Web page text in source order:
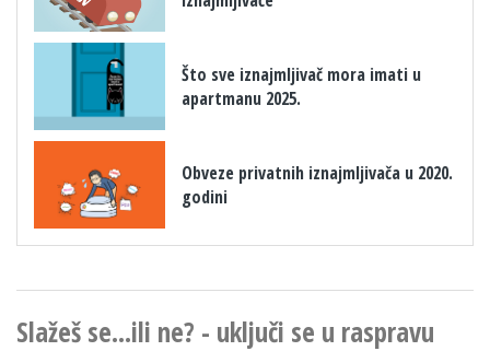
Što sve iznajmljivač mora imati u
apartmanu 2025.
Obveze privatnih iznajmljivača u 2020.
godini
Slažeš se...ili ne? - uključi se u raspravu